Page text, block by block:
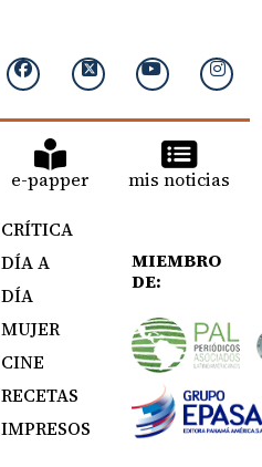
e-papper mis noticias
CRÍTICA
DÍA A
DÍA
MUJER
CINE
RECETAS
IMPRESOS
MIEMBRO
DE: